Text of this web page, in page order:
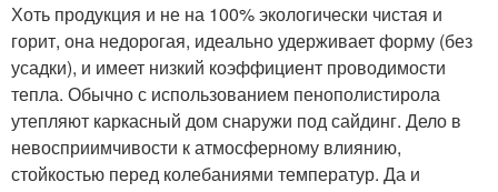
Хоть продукция и не на 100% экологически чистая и
горит, она недорогая, идеально удерживает форму (без
усадки), и имеет низкий коэффициент проводимости
тепла. Обычно с использованием пенополистирола
утепляют каркасный дом снаружи под сайдинг. Дело в
невосприимчивости к атмосферному влиянию,
стойкостью перед колебаниями температур. Да и